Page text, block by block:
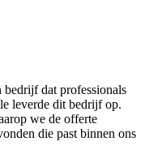
dat professionals
leverde dit bedrijf op.
we de offerte
die past binnen ons